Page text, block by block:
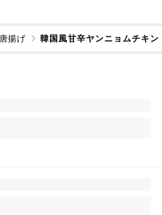
唐揚げ 韓国風甘辛ヤンニョムチキン